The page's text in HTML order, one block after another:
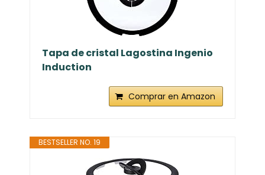
Tapa de cristal Lagostina Ingenio
Induction
Comprar en Amazon
BESTSELLER NO. 19